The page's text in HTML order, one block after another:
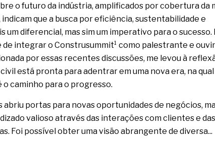
o futuro da indústria, amplificados por cobertura da
que a busca por eficiência, sustentabilidade e
um diferencial, mas sim um imperativo para o sucesso.
integrar o Construsummit¹ como palestrante e
por essas recentes discussões, me levou à
está pronta para adentrar em uma nova era, na qual
caminho para o progresso.
abriu portas para novas oportunidades de negócios,
valioso através das interações com clientes e das
Foi possível obter uma visão abrangente de diversa...